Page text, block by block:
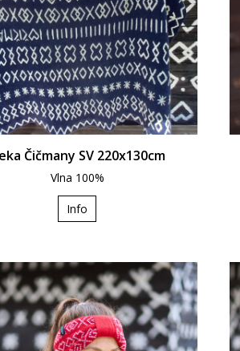
Čičmany SV 220x130cm
Vlna 100%
Info